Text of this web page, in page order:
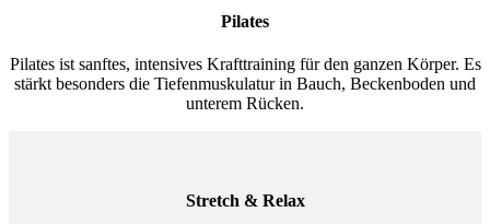
Pilates
Pilates ist sanftes, intensives Krafttraining für den ganzen Körper. Es
stärkt besonders die Tiefenmuskulatur in Bauch, Beckenboden und
unterem Rücken.
Stretch & Relax